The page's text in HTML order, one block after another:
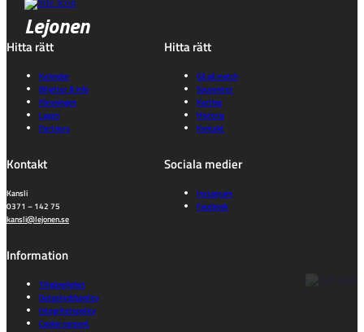
Lejonen
Hitta rätt
Kalender
Biljetter & info
Föreningen
Lagen
Partners
Hitta rätt
Gå på match
Souvenirer
Karting
Historia
Kontakt
Kontakt
Kansli
0371 – 142 75
kansli@lejonen.se
Sociala medier
Instagram
Facebook
Information
Tillgänglighet
Dataskyddspolicy
Integritetspolicy
Cookie consent